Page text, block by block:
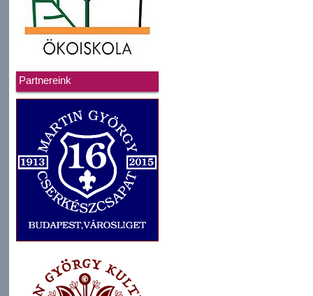
Partnereink